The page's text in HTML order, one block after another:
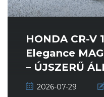
HONDA CR-V
Elegance
– ÚJSZERŰ
2026-07-29